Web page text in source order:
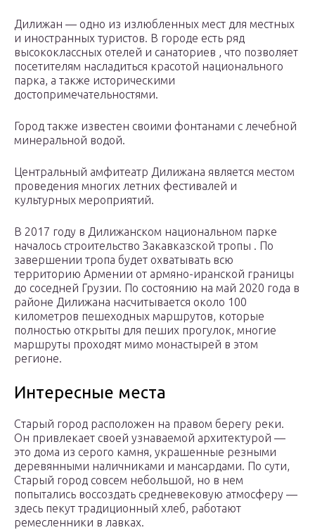
Дилижан — одно из излюбленных мест для местных
и иностранных туристов. В городе есть ряд
высококлассных отелей и санаториев , что позволяет
посетителям насладиться красотой национального
парка, а также историческими
достопримечательностями.
Город также известен своими фонтанами с лечебной
минеральной водой.
Центральный амфитеатр Дилижана является местом
проведения многих летних фестивалей и
культурных мероприятий.
В 2017 году в Дилижанском национальном парке
началось строительство Закавказской тропы . По
завершении тропа будет охватывать всю
территорию Армении от армяно-иранской границы
до соседней Грузии. По состоянию на май 2020 года в
районе Дилижана насчитывается около 100
километров пешеходных маршрутов, которые
полностью открыты для пеших прогулок, многие
маршруты проходят мимо монастырей в этом
регионе.
Интересные места
Старый город расположен на правом берегу реки.
Он привлекает своей узнаваемой архитектурой —
это дома из серого камня, украшенные резными
деревянными наличниками и мансардами. По сути,
Старый город совсем небольшой, но в нем
попытались воссоздать средневековую атмосферу —
здесь пекут традиционный хлеб, работают
ремесленники в лавках.